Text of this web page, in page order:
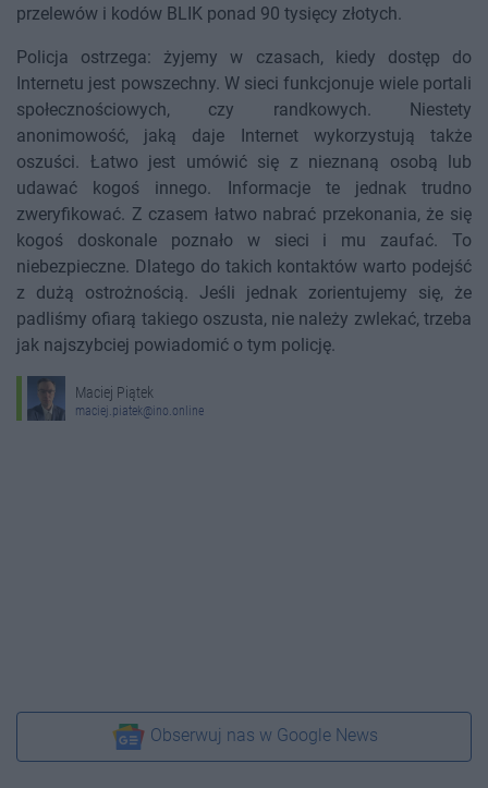
przelewów i kodów BLIK ponad 90 tysięcy złotych.
Policja ostrzega: żyjemy w czasach, kiedy dostęp do
Internetu jest powszechny. W sieci funkcjonuje wiele portali
społecznościowych, czy randkowych. Niestety
anonimowość, jaką daje Internet wykorzystują także
oszuści. Łatwo jest umówić się z nieznaną osobą lub
udawać kogoś innego. Informacje te jednak trudno
zweryfikować. Z czasem łatwo nabrać przekonania, że się
kogoś doskonale poznało w sieci i mu zaufać. To
niebezpieczne. Dlatego do takich kontaktów warto podejść
z dużą ostrożnością. Jeśli jednak zorientujemy się, że
padliśmy ofiarą takiego oszusta, nie należy zwlekać, trzeba
jak najszybciej powiadomić o tym policję.
Maciej Piątek
maciej.piatek@ino.online
Obserwuj nas w Google News